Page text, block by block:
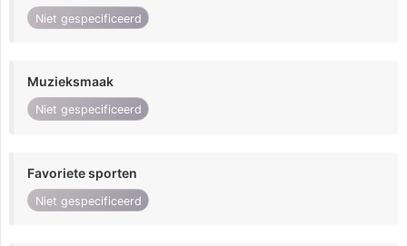
Niet gespecificeerd
Muzieksmaak
Niet gespecificeerd
Favoriete sporten
Niet gespecificeerd